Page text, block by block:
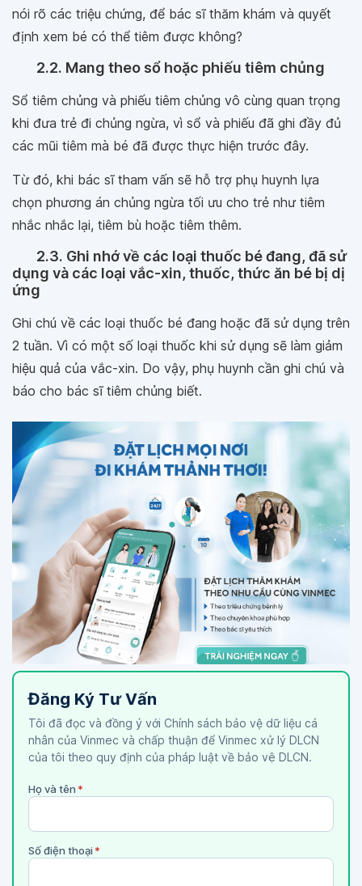
nói rõ các triệu chứng, để bác sĩ thăm khám và quyết
định xem bé có thể tiêm được không?
2.2. Mang theo sổ hoặc phiếu tiêm chủng
Sổ tiêm chủng và phiếu tiêm chủng vô cùng quan trọng
khi đưa trẻ đi chủng ngừa, vì sổ và phiếu đã ghi đầy đủ
các mũi tiêm mà bé đã được thực hiện trước đây.
Từ đó, khi bác sĩ tham vấn sẽ hỗ trợ phụ huynh lựa
chọn phương án chủng ngừa tối ưu cho trẻ như tiêm
nhắc nhắc lại, tiêm bù hoặc tiêm thêm.
2.3. Ghi nhớ về các loại thuốc bé đang, đã sử
dụng và các loại vắc-xin, thuốc, thức ăn bé bị dị
ứng
Ghi chú về các loại thuốc bé đang hoặc đã sử dụng trên
2 tuần. Vì có một số loại thuốc khi sử dụng sẽ làm giảm
hiệu quả của vắc-xin. Do vậy, phụ huynh cần ghi chú và
báo cho bác sĩ tiêm chủng biết.
Đăng Ký Tư Vấn
Tôi đã đọc và đồng ý với Chính sách bảo vệ dữ liệu cá
nhân của Vinmec và chấp thuận để Vinmec xử lý DLCN
của tôi theo quy định của pháp luật về bảo vệ DLCN.
Họ và tên*
Số điện thoại*